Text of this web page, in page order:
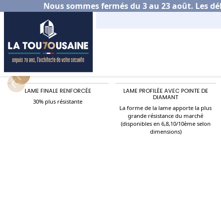
Nous sommes fermés du 3 au 23 août. Les
Accueil Commerce & industrie
LAME FINALE RENFORCÉE
30% plus résistante
LAME PROFILÉE AVEC POINTE DE
DIAMANT
La forme de la lame apporte la plus
grande résistance du marché
(disponibles en 6,8,10/10ème selon
dimensions)